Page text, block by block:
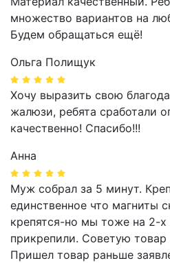
множество вариантов на
Будем обращаться ещё!
Ольга Полищук
Хочу выразить свою
жалюзи, ребята сработали
качественно! Спасибо!!!
Анна
Муж собрал за 5 минут.
единственное что магниты
крепятся-но мы тоже на 2-х
прикрепили. Советую товар
Пришел товар раньше